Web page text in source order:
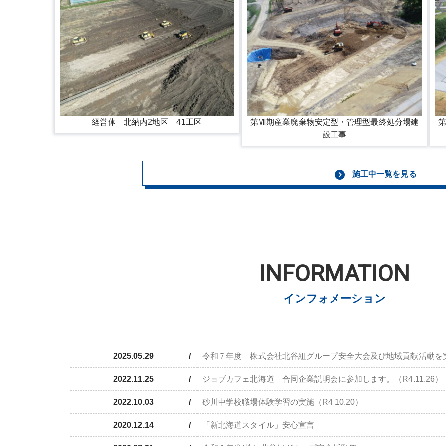
経営体 北納内2地区 41工区
第Ⅶ期産業廃棄物安定型・管理型最終処分場建
設工事
施工中一覧を見る
INFORMATION
インフォメーション
2025.05.29 令和７年度 株式会社北谷組グループ安全大会及び地域貢献活動を
2022.11.25 ジョブカフェ北海道 合同企業説明会に参加します。（R4.11.26）
2022.10.03 砂川中学校職場体験学習の実施（R4.10.20）
2020.12.14 「新北海道スタイル」安心宣言